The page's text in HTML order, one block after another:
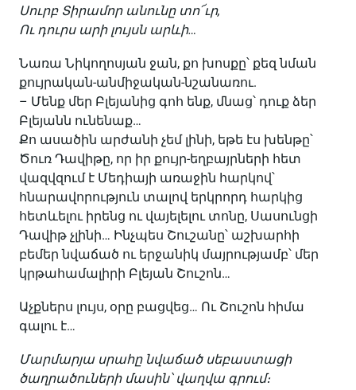
Սուրբ Տիրամոր անունը տո՜ւր,
Ու դուրս արի լույսն արևի…
Նառա Նիկողոսյան ջան, քո խոսքը՝ քեզ նման
քույրական-անմիջական-նշանառու.
– Մենք մեր Բլեյանից գոհ ենք, մնաց՝ դուք ձեր
Բլեյանն ունենաք…
Քո ասածին արժանի չեմ լինի, եթե էս խենթը՝
Ծուռ Դավիթը, որ իր քույր-եղբայրների հետ
վազվզում է Մեդիայի առաջին հարկով՝
հնարավորություն տալով երկրորդ հարկից
հետևելու իրենց ու վայելելու տոնը, Սասունցի
Դավիթ չլինի… Ինչպես Շուշանը՝ աշխարհի
բեմեր նվաճած ու երջանիկ մայրությամբ՝ մեր
կրթահամալիրի Բլեյան Շուշոն…
Աչքներս լույս, օրը բացվեց… Ու Շուշոն հիմա
գալու է…
Մարմարյա սրահը նվաճած սեբաստացի
ծաղրածուների մասին՝ վաղվա գրում։